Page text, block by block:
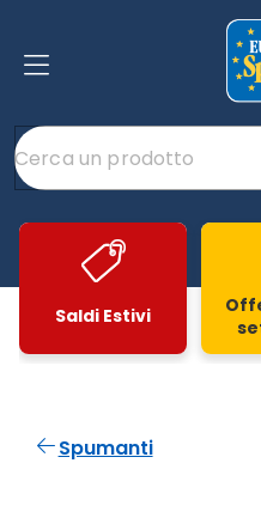
Saldi Estivi
Spumanti